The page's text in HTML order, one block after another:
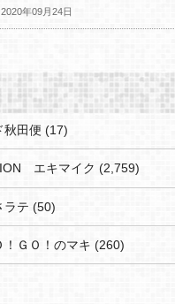
2020年09月24日
秋田便 (17)
エキマイク (2,759)
ラテ (50)
！ＧＯ！のマキ (260)